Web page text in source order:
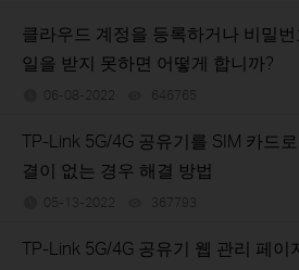
클라우드 계정을 등록하거나 비밀
일을 받지 못하면 어떻게 합니까?
06-08-2022 646765
TP-Link 5G/4G 공유기를 SIM 카드
결이 없는 경우 해결 방법
05-13-2022 367793
TP-Link 5G/4G 공유기 웹 관리 페이